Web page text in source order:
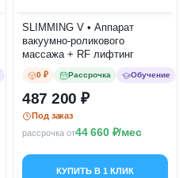
SLIMMING V • Аппарат
вакуумно-роликового
массажа + RF лифтинг
0 ₽ Рассрочка Обучение
487 200
Под заказ
рассрочка от44 660 /мес
КУПИТЬ В 1 КЛИК